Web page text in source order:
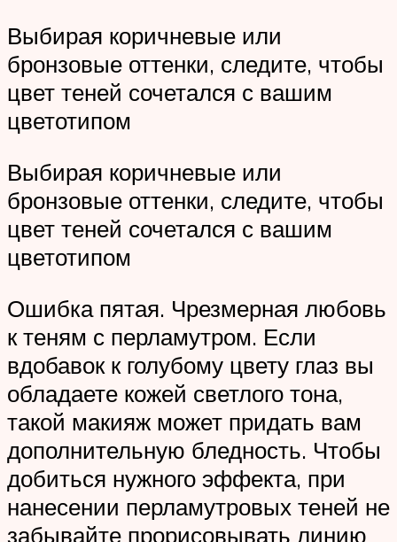
Выбирая коричневые или
бронзовые оттенки, следите, чтобы
цвет теней сочетался с вашим
цветотипом
Выбирая коричневые или
бронзовые оттенки, следите, чтобы
цвет теней сочетался с вашим
цветотипом
Ошибка пятая. Чрезмерная любовь
к теням с перламутром. Если
вдобавок к голубому цвету глаз вы
обладаете кожей светлого тона,
такой макияж может придать вам
дополнительную бледность. Чтобы
добиться нужного эффекта, при
нанесении перламутровых теней не
забывайте прорисовывать линию